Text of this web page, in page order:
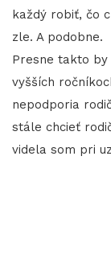
každý robiť, čo
zle. A podobne.
Presne takto
vyšších
nepodporia
stále chcieť
videla som pri